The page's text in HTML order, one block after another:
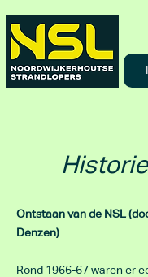
Ontstaan van de NSL
Denzen)
Rond 1966-67 waren er